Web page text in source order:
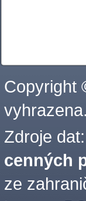
Copyright
vyhrazena.
Zdroje dat:
cenných
ze